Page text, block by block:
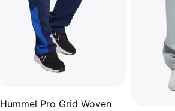
Hummel Pro Grid Woven